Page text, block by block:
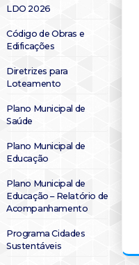
LDO 2026
Código de Obras e
Edificações
Diretrizes para
Loteamento
Plano Municipal de
Saúde
Plano Municipal de
Educação
Plano Municipal de
Educação – Relatório de
Acompanhamento
Programa Cidades
Sustentáveis